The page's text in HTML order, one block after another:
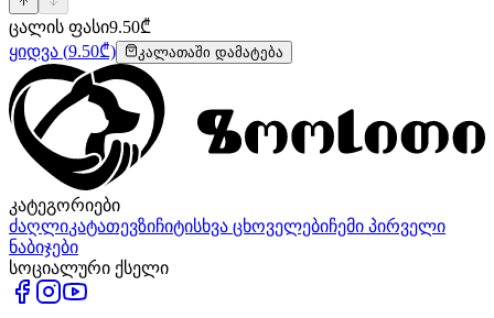
ცალის ფასი9.50₾
ყიდვა (9.50₾) კალათაში დამატება
კატეგორიები
ძაღლიკატათევზიჩიტისხვა ცხოველებიჩემი პირველი
ნაბიჯები
სოციალური ქსელი